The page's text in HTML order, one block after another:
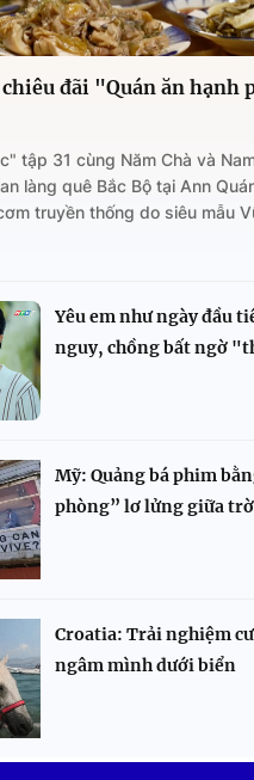
đãi "Quán ăn hạnh
tập 31 cùng Năm Chà và
làng quê Bắc Bộ tại Ann
truyền thống do siêu mẫu
Yêu em như ngày đầu
nguy, chồng bất ngờ
Mỹ: Quảng bá phim
phòng” lơ lửng giữa
Croatia: Trải nghiệm
ngâm mình dưới biển